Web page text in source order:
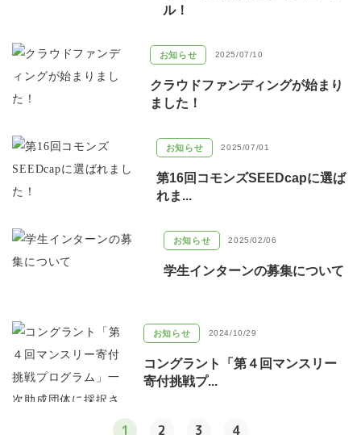
ル！
お知らせ 2025/07/10
クラウドファンディングが始まり
ました！
お知らせ 2025/07/01
第16回コモンズSEEDcapに選ば
れま...
お知らせ 2025/02/06
学生インターンの募集について
お知らせ 2024/10/29
コングラント「第４回マンスリー
寄付挑戦プ...
1 2 3 4